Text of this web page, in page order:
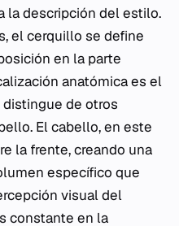
la descripción del estilo.
el cerquillo se define
en la parte
anatómica es el
de otros
El cabello, en este
la frente, creando una
específico que
visual del
constante en la